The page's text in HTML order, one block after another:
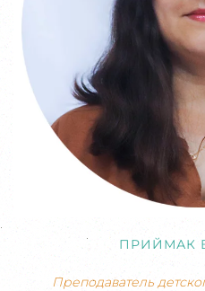
ПРИЙМАК
Преподаватель